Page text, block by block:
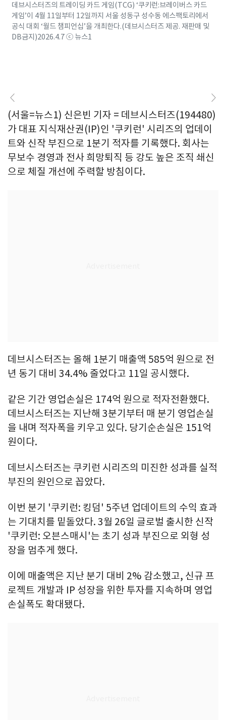
데브시스터즈의 트레이딩 카드 게임(TCG) ‘쿠키런:브레이버스 카드
게임’이 4월 11일부터 12일까지 서울 성동구 성수동 에스팩토리에서
공식 대회 ‘월드 챔피언십’을 개최한다.(데브시스터즈 제공. 재판매 및
DB금지)2026.4.7 ⓒ 뉴스1
(서울=뉴스1) 신은빈 기자 = 데브시스터즈(194480)
가 대표 지식재산권(IP)인 '쿠키런' 시리즈의 업데이
트와 신작 부진으로 1분기 적자를 기록했다. 회사는
무보수 경영과 전사 희망퇴직 등 강도 높은 조직 쇄신
으로 체질 개선에 주력할 방침이다.
데브시스터즈는 올해 1분기 매출액 585억 원으로 전
년 동기 대비 34.4% 줄었다고 11일 공시했다.
같은 기간 영업손실은 174억 원으로 적자전환했다.
데브시스터즈는 지난해 3분기부터 매 분기 영업손실
을 내며 적자폭을 키우고 있다. 당기순손실은 151억
원이다.
데브시스터즈는 쿠키런 시리즈의 미진한 성과를 실적
부진의 원인으로 꼽았다.
이번 분기 '쿠키런: 킹덤' 5주년 업데이트의 수익 효과
는 기대치를 밑돌았다. 3월 26일 글로벌 출시한 신작
'쿠키런: 오븐스매시'는 초기 성과 부진으로 외형 성
장을 멈추게 했다.
이에 매출액은 지난 분기 대비 2% 감소했고, 신규 프
로젝트 개발과 IP 성장을 위한 투자를 지속하며 영업
손실폭도 확대됐다.